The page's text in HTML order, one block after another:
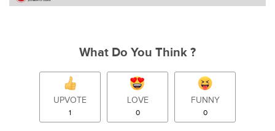
What Do You Think ?
UPVOTE
1
LOVE
0
FUNNY
0